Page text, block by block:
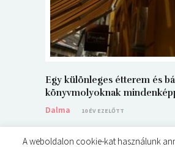
Egy különleges étterem és
könyvmolyoknak
Dalma
10 ÉV EZELŐTT
A weboldalon cookie-kat használunk